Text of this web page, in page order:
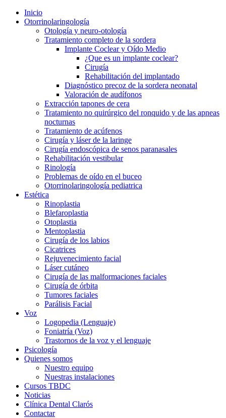
Inicio
Otorrinolaringología
Otología y neuro-otología
Tratamiento completo de la sordera
Implante Coclear y Oído Medio
¿Que es un implante coclear?
Cirugía
Rehabilitación del implantado
Diagnóstico precoz de la sordera neonatal
Valoración de audífonos
Extracción tapones de cera
Tratamiento no quirúrgico del ronquido y de las apneas
nocturnas
Tratamiento de acúfenos
Cirugía y láser de la laringe
Cirugía endoscópica de senos paranasales
Rehabilitación vestibular
Rinología
Problemas de oído en el buceo
Otorrinolaringología pediatrica
Estética
Rinoplastia
Blefaroplastia
Otoplastia
Mentoplastia
Cirugía de los labios
Cicatrices
Rejuvenecimiento facial
Láser cutáneo
Cirugía de las malformaciones faciales
Cirugía de órbita
Tumores faciales
Parálisis Facial
Voz
Logopedia (Lenguaje)
Foniatría (Voz)
Trastornos de la voz y el lenguaje
Psicología
Quienes somos
Nuestro equipo
Nuestras instalaciones
Cursos TBDC
Noticias
Clínica Dental Clarós
Contactar